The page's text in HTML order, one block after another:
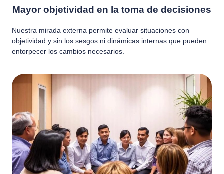
Mayor objetividad en la toma de decisiones
Nuestra mirada externa permite evaluar situaciones con
objetividad y sin los sesgos ni dinámicas internas que pueden
entorpecer los cambios necesarios.